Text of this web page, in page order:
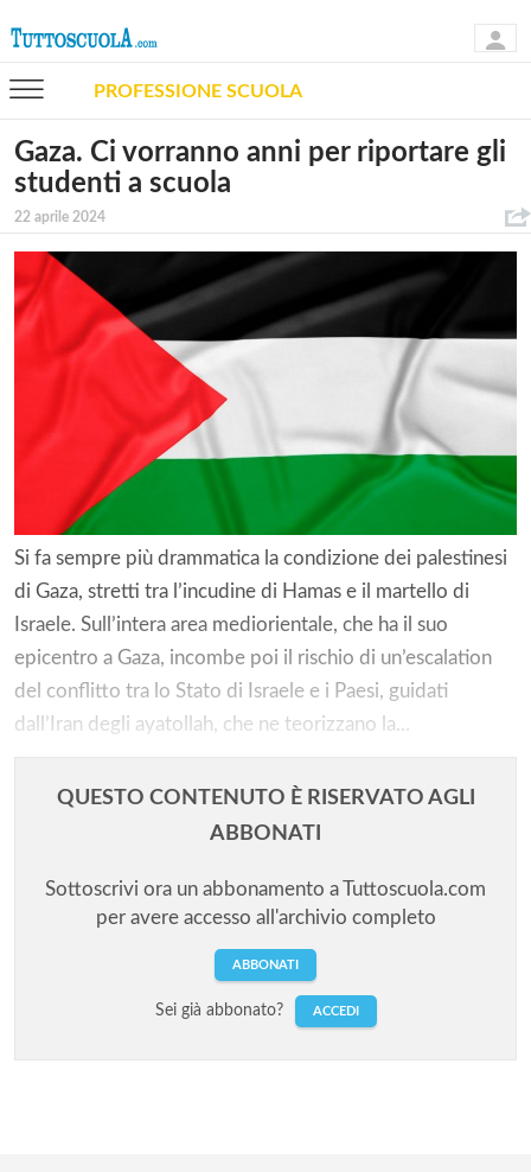
PROFESSIONE SCUOLA
Gaza. Ci vorranno anni per riportare gli
studenti a scuola
22 aprile 2024
Si fa sempre più drammatica la condizione dei palestinesi
di Gaza, stretti tra l’incudine di Hamas e il martello di
Israele. Sull’intera area mediorientale, che ha il suo
epicentro a Gaza, incombe poi il rischio di un’escalation
del conflitto tra lo Stato di Israele e i Paesi, guidati
dall’Iran degli ayatollah, che ne teorizzano la...
QUESTO CONTENUTO È RISERVATO AGLI
ABBONATI
Sottoscrivi ora un abbonamento a Tuttoscuola.com
per avere accesso all'archivio completo
ABBONATI
Sei già abbonato? ACCEDI